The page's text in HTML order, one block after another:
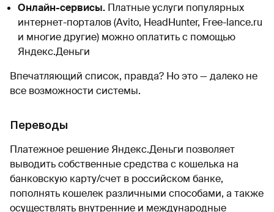
Онлайн-сервисы. Платные услуги популярных
интернет-порталов (Avito, HeadHunter, Free-lance.ru
и многие другие) можно оплатить с помощью
Яндекс.Деньги
Впечатляющий список, правда? Но это — далеко не
все возможности системы.
Переводы
Платежное решение Яндекс.Деньги позволяет
выводить собственные средства с кошелька на
банковскую карту/счет в российском банке,
пополнять кошелек различными способами, а также
осуществлять внутренние и международные